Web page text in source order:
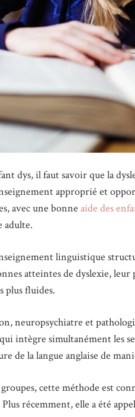
dys, il faut savoir que la
approprié et
avec une bonne aide des
adulte.
linguistique
atteintes de dyslexie,
plus fluides.
neuropsychiatre et
intègre simultanément les
de la langue anglaise de
cette méthode est
récemment, elle a été